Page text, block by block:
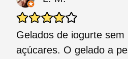
Gelados de iogurte
açúcares. O gelado a